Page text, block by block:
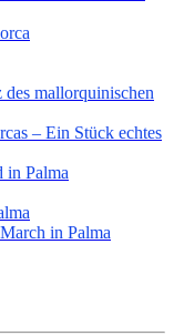
mallorquinischen
– Ein Stück echtes
in Palma
in Palma